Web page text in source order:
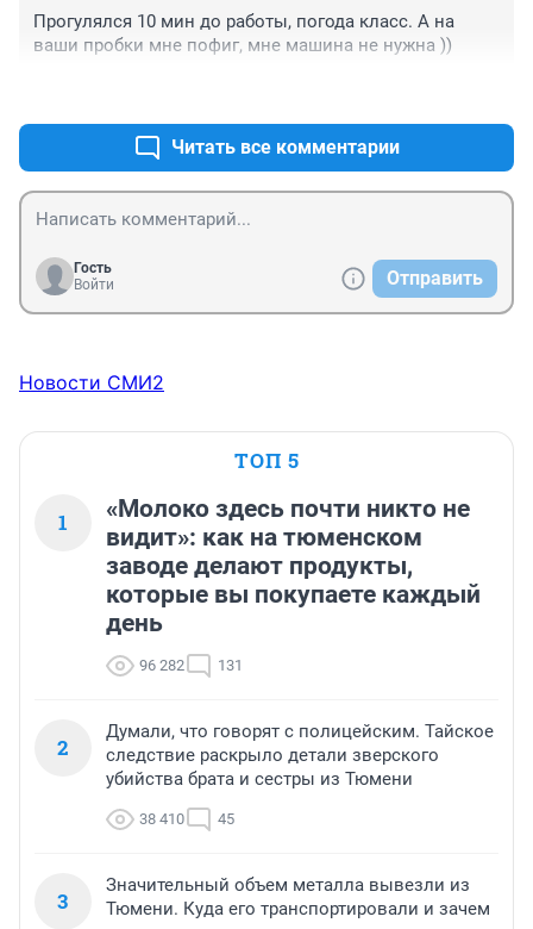
Прогулялся 10 мин до работы, погода класс. А на
ваши пробки мне пофиг, мне машина не нужна ))
Читать все комментарии
Гость
Войти
Отправить
Новости СМИ2
ТОП 5
1
«Молоко здесь почти никто не
видит»: как на тюменском
заводе делают продукты,
которые вы покупаете каждый
день
96 282 131
2
Думали, что говорят с полицейским. Тайское
следствие раскрыло детали зверского
убийства брата и сестры из Тюмени
38 410 45
3
Значительный объем металла вывезли из
Тюмени. Куда его транспортировали и зачем